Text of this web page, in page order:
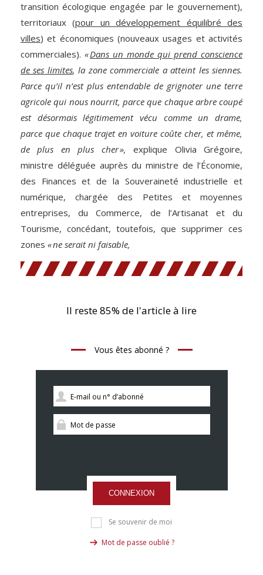
transition écologique engagée par le gouvernement),
territoriaux (pour un développement équilibré des
villes) et économiques (nouveaux usages et activités
commerciales). «Dans un monde qui prend conscience
de ses limites, la zone commerciale a atteint les siennes.
Parce qu’il n’est plus entendable de grignoter une terre
agricole qui nous nourrit, parce que chaque arbre coupé
est désormais légitimement vécu comme un drame,
parce que chaque trajet en voiture coûte cher, et même,
de plus en plus cher », explique Olivia Grégoire,
ministre déléguée auprès du ministre de l’Économie,
des Finances et de la Souveraineté industrielle et
numérique, chargée des Petites et moyennes
entreprises, du Commerce, de l’Artisanat et du
Tourisme, concédant, toutefois, que supprimer ces
zones « ne serait ni faisable,
Il reste 85% de l'article à lire
Vous êtes abonné ?
CONNEXION
Se souvenir de moi
Mot de passe oublié ?